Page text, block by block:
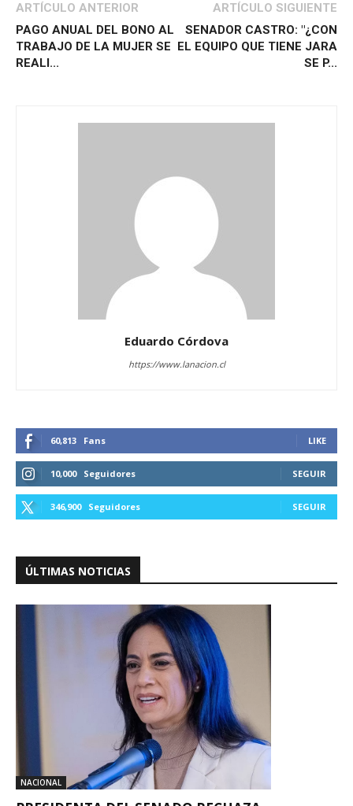
ARTÍCULO ANTERIOR
PAGO ANUAL DEL BONO AL
TRABAJO DE LA MUJER SE
REALI...
ARTÍCULO SIGUIENTE
SENADOR CASTRO: "¿CON
EL EQUIPO QUE TIENE JARA
SE P...
Eduardo Córdova
https://www.lanacion.cl
60,813 Fans LIKE
10,000 Seguidores SEGUIR
346,900 Seguidores SEGUIR
ÚLTIMAS NOTICIAS
NACIONAL